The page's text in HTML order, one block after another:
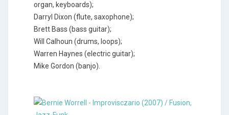
organ, keyboards);
Darryl Dixon (flute, saxophone);
Brett Bass (bass guitar);
Will Calhoun (drums, loops);
Warren Haynes (electric guitar);
Mike Gordon (banjo).